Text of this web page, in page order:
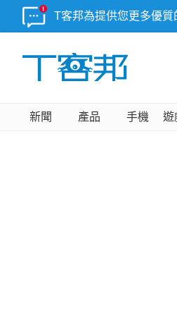
T客邦為提供您更多優
新聞 產品 手機 遊